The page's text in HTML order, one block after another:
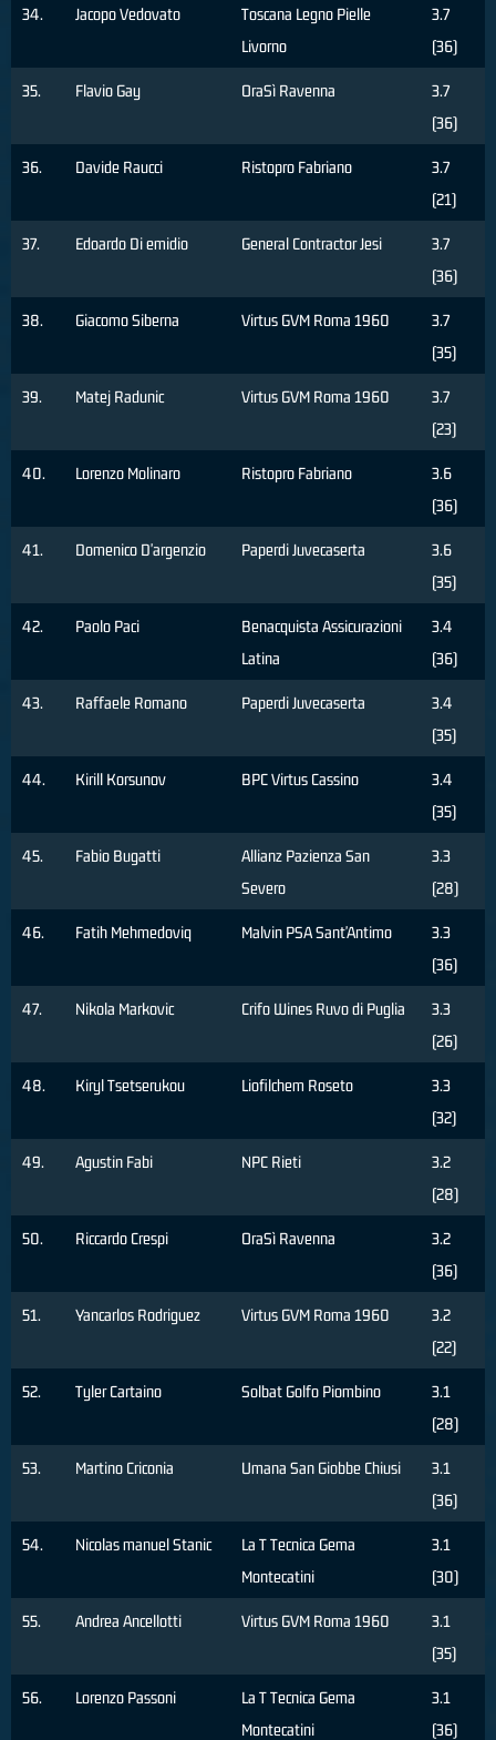
34. Jacopo Vedovato
Toscana Legno Pielle
Livorno
3.7
(36)
35. Flavio Gay OraSì Ravenna
3.7
(36)
36. Davide Raucci Ristopro Fabriano
3.7
(21)
37. Edoardo Di emidio General Contractor Jesi
3.7
(36)
38. Giacomo Siberna Virtus GVM Roma 1960
3.7
(35)
39. Matej Radunic Virtus GVM Roma 1960
3.7
(23)
40. Lorenzo Molinaro Ristopro Fabriano
3.6
(36)
41. Domenico D'argenzio Paperdi Juvecaserta
3.6
(35)
42. Paolo Paci
Benacquista Assicurazioni
Latina
3.4
(36)
43. Raffaele Romano Paperdi Juvecaserta
3.4
(35)
44. Kirill Korsunov BPC Virtus Cassino
3.4
(35)
45. Fabio Bugatti
Allianz Pazienza San
Severo
3.3
(28)
46. Fatih Mehmedoviq Malvin PSA Sant'Antimo
3.3
(36)
47. Nikola Markovic Crifo Wines Ruvo di Puglia
3.3
(26)
48. Kiryl Tsetserukou Liofilchem Roseto
3.3
(32)
49. Agustin Fabi NPC Rieti
3.2
(28)
50. Riccardo Crespi OraSì Ravenna
3.2
(36)
51. Yancarlos Rodriguez Virtus GVM Roma 1960
3.2
(22)
52. Tyler Cartaino Solbat Golfo Piombino
3.1
(28)
53. Martino Criconia Umana San Giobbe Chiusi
3.1
(36)
54. Nicolas manuel Stanic
La T Tecnica Gema
Montecatini
3.1
(30)
55. Andrea Ancellotti Virtus GVM Roma 1960
3.1
(35)
56. Lorenzo Passoni
La T Tecnica Gema
Montecatini
3.1
(36)